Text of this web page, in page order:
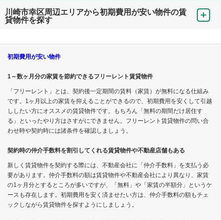
川崎市幸区周辺エリアから初期費用が安い物件の賃
貸物件を探す
初期費用が安い物件
1～数ヶ月分の家賃を節約できるフリーレント賃貸物件
「フリーレント」とは、契約後一定期間の賃料（家賃）が無料になる仕組み
です。1ヶ月以上の家賃を抑えることができるので、初期費用を安くして引越
ししたい方にオススメの賃貸物件です。もちろん「無料の期間だけ居住す
る」といったやり方はさすがにできません。フリーレント賃貸物件の問い合
わせ時や契約時には諸条件を確認しましょう。
契約時の仲介手数料を割引してくれる賃貸物件や不動産店舗もある
新しく賃貸物件を契約する際には、不動産会社に「仲介手数料」を支払う必
要があります。仲介手数料の額は賃貸物件や不動産会社により異なり、家賃
の1ヶ月分とするところが多いですが、「無料」や「家賃の半額分」というケ
ースも存在します。初期費用を安く済ませたい方は、仲介手数料の額もチェ
ックしながら賃貸物件を探すようにしましょう。